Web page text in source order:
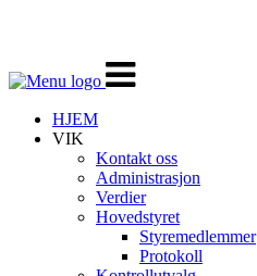
Veksle
navigasjon
HJEM
VIK
Kontakt oss
Administrasjon
Verdier
Hovedstyret
Styremedlemmer
Protokoll